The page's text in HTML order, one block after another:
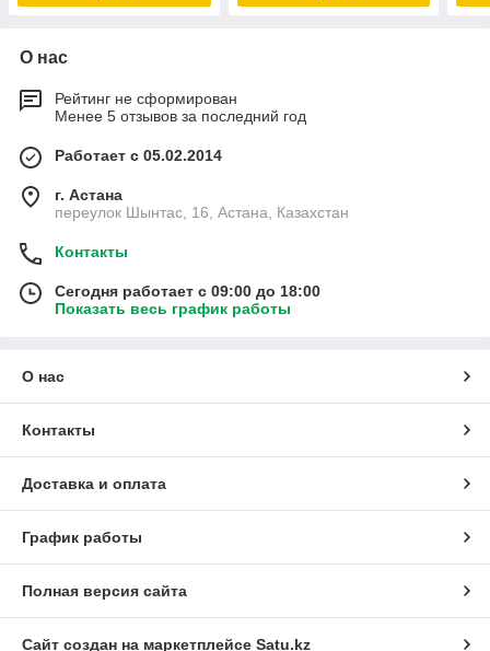
О нас
Рейтинг не сформирован
Менее 5 отзывов за последний год
Работает с 05.02.2014
г. Астана
переулок Шынтас, 16, Астана, Казахстан
Контакты
Сегодня работает с 09:00 до 18:00
Показать весь график работы
О нас
Контакты
Доставка и оплата
График работы
Полная версия сайта
Сайт создан на маркетплейсе Satu.kz